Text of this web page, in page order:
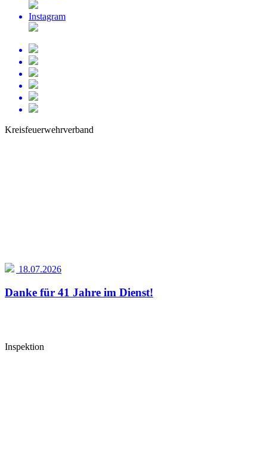
Instagram
Kreisfeuerwehrverband
18.07.2026
Danke für 41 Jahre im Dienst!
Inspektion